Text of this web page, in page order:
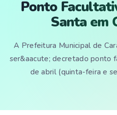
Ponto
Santa em
A Prefeitura Municipal de
ser&aacute; decretado ponto
de abril (quinta-feira e